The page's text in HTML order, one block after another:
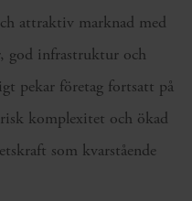
attraktiv marknad med
god infrastruktur och
pekar företag fortsatt på
komplexitet och ökad
som kvarstående